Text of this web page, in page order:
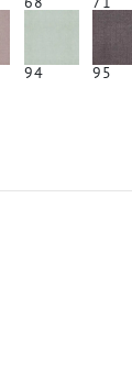
94 95